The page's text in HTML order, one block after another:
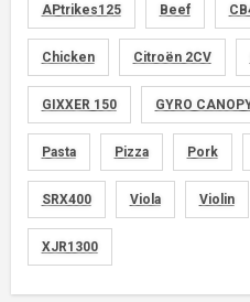
foods
graphics
memo
motorcycle
movies
APtrikes125 Beef
Chicken Citroën 2CV
GIXXER 150 GYRO
Pasta Pizza Pork
SRX400 Viola Violin
XJR1300